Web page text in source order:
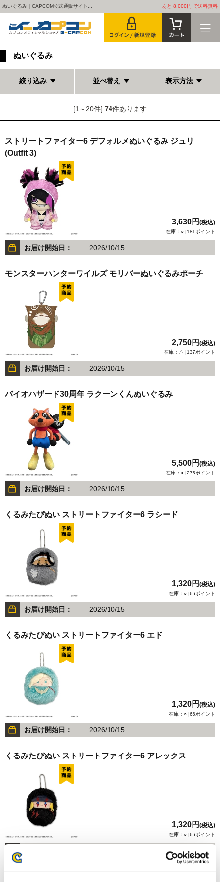
ぬいぐるみ｜CAPCOM公式通販サイト... あと 8,000円 で送料無料
ぬいぐるみ
絞り込み 並べ替え 表示方法
[1～20件] 74件あります
ストリートファイター6 デフォルメぬいぐるみ ジュリ
(Outfit 3)
3,630円 (税込)
在庫：○ |181ポイント
お届け開始日： 2026/10/15
モンスターハンターワイルズ モリバーぬいぐるみポーチ
2,750円 (税込)
在庫：△ |137ポイント
お届け開始日： 2026/10/15
バイオハザード30周年 ラクーンくんぬいぐるみ
5,500円 (税込)
在庫：○ |275ポイント
お届け開始日： 2026/10/15
くるみたぴぬい ストリートファイター6 ラシード
1,320円 (税込)
在庫：○ |66ポイント
お届け開始日： 2026/10/15
くるみたぴぬい ストリートファイター6 エド
1,320円 (税込)
在庫：○ |66ポイント
お届け開始日： 2026/10/15
くるみたぴぬい ストリートファイター6 アレックス
1,320円 (税込)
在庫：○ |66ポイント